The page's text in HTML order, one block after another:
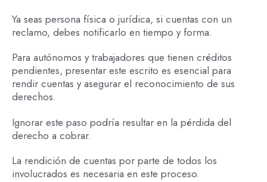
Ya seas persona física o jurídica, si cuentas con un
reclamo, debes notificarlo en tiempo y forma.
Para autónomos y trabajadores que tienen créditos
pendientes, presentar este escrito es esencial para
rendir cuentas y asegurar el reconocimiento de sus
derechos.
Ignorar este paso podría resultar en la pérdida del
derecho a cobrar.
La rendición de cuentas por parte de todos los
involucrados es necesaria en este proceso.